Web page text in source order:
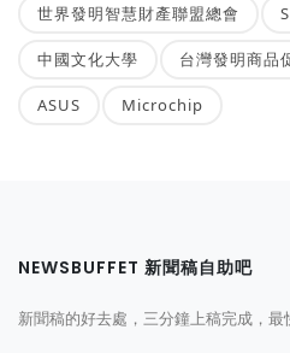
世界發明智慧財產聯盟總會
中國文化大學 台灣發明商品
ASUS Microchip
NEWSBUFFET 新聞稿自助吧
新聞稿的好去處，三分鐘上稿完成，最